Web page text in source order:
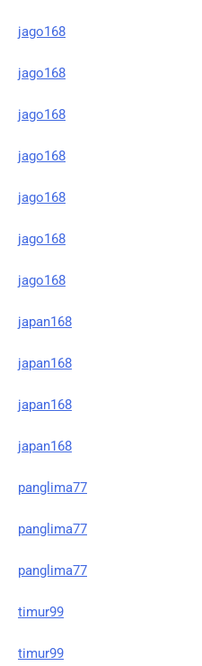
jago168
jago168
jago168
jago168
jago168
jago168
jago168
japan168
japan168
japan168
japan168
panglima77
panglima77
panglima77
timur99
timur99